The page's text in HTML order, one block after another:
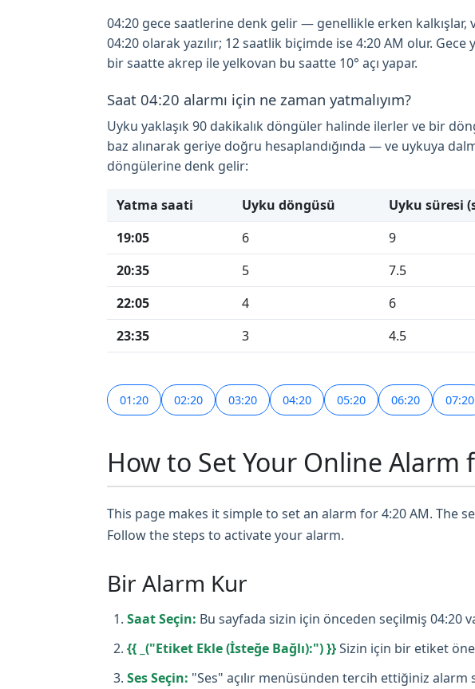
04:20 gece saatlerine denk gelir — genellikle erken kalkışlar,
04:20 olarak yazılır; 12 saatlik biçimde ise 4:20 AM olur.
bir saatte akrep ile yelkovan bu saatte 10° açı yapar.
Saat 04:20 alarmı için ne zaman yatmalıyım?
Uyku yaklaşık 90 dakikalık döngüler halinde ilerler ve bir
baz alınarak geriye doğru hesaplandığında — ve uykuya
döngülerine denk gelir:
Yatma saati Uyku döngüsü
Uyku süresi
19:05
6
9
20:35
5
7.5
22:05
4
6
23:35
3 4.5
01:20 02:20 03:20 04:20 05:20 06:20 07:20
How to Set Your Online Alarm
This page makes it simple to set an alarm for 4:20 AM. The
Follow the steps to activate your alarm.
Bir Alarm Kur
Saat Seçin: Bu sayfada sizin için önceden seçilmiş 04:20
{{ _("Etiket Ekle (İsteğe Bağlı):") }}Sizin için bir etiket
Ses Seçin: "Ses" açılır menüsünden tercih ettiğiniz